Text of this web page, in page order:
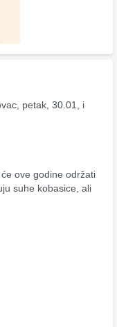
petak, 30.01, i
ove godine održati
suhe kobasice, ali